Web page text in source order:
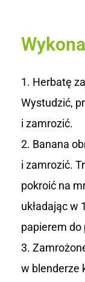
Herbatę
Wystudzić,
i zamrozić.
Banana
i zamrozić.
pokroić na
układając w
papierem do
w blenderze